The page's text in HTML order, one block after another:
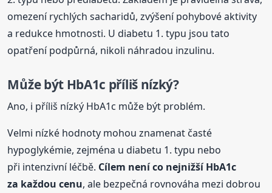
omezení rychlých sacharidů, zvýšení pohybové aktivity
a redukce hmotnosti. U diabetu 1. typu jsou tato
opatření podpůrná, nikoli náhradou inzulinu.
Může být HbA1c příliš nízký?
Ano, i příliš nízký HbA1c může být problém.
Velmi nízké hodnoty mohou znamenat časté
hypoglykémie, zejména u diabetu 1. typu nebo
při intenzivní léčbě. Cílem není co nejnižší HbA1c
za každou cenu, ale bezpečná rovnováha mezi dobrou